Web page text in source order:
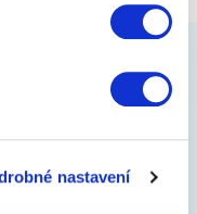
nastavení
i barvu